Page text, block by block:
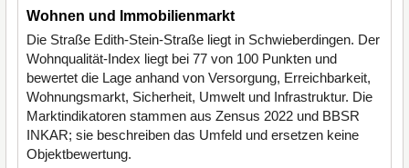
Wohnen und Immobilienmarkt
Die Straße Edith-Stein-Straße liegt in Schwieberdingen. Der
Wohnqualität-Index liegt bei 77 von 100 Punkten und
bewertet die Lage anhand von Versorgung, Erreichbarkeit,
Wohnungsmarkt, Sicherheit, Umwelt und Infrastruktur. Die
Marktindikatoren stammen aus Zensus 2022 und BBSR
INKAR; sie beschreiben das Umfeld und ersetzen keine
Objektbewertung.